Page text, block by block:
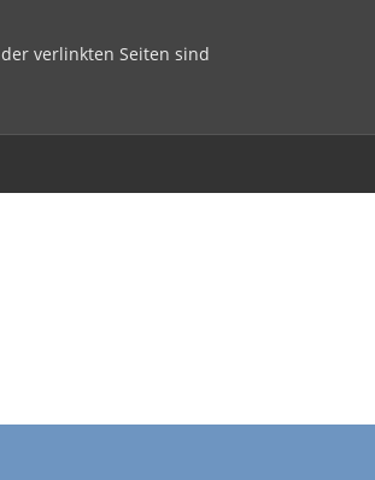
verlinkten Seiten sind